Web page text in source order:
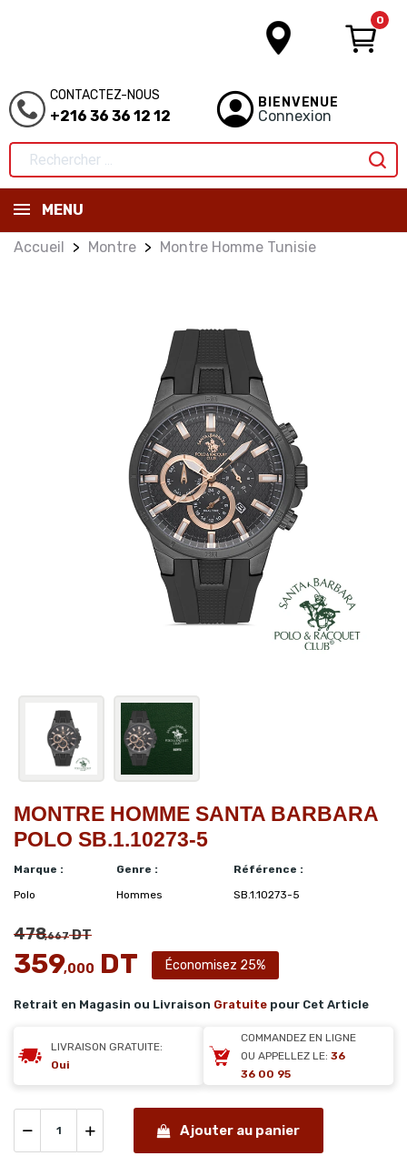
0
CONTACTEZ-NOUS
+216 36 36 12 12
BIENVENUE
Connexion
MENU
Accueil Montre Montre Homme Tunisie
MONTRE HOMME SANTA BARBARA
POLO SB.1.10273-5
Marque :
Polo
Genre :
Hommes
Référence :
SB.1.10273-5
478,667DT
359,000 DT Économisez 25%
Retrait en Magasin ou Livraison Gratuite pour Cet Article
LIVRAISON GRATUITE:
Oui
COMMANDEZ EN LIGNE
OU APPELLEZ LE: 36
36 00 95
Ajouter au panier